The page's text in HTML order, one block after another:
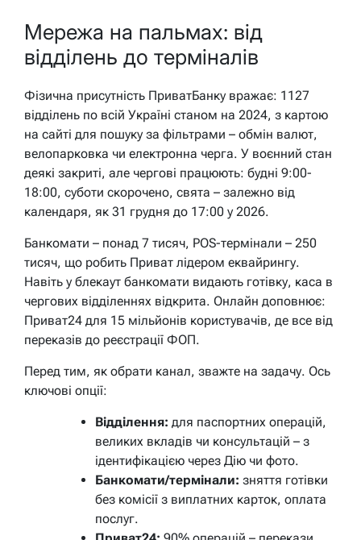
Мережа на пальмах: від
відділень до терміналів
Фізична присутність ПриватБанку вражає: 1127
відділень по всій Україні станом на 2024, з картою
на сайті для пошуку за фільтрами – обмін валют,
велопарковка чи електронна черга. У воєнний стан
деякі закриті, але чергові працюють: будні 9:00-
18:00, суботи скорочено, свята – залежно від
календаря, як 31 грудня до 17:00 у 2026.
Банкомати – понад 7 тисяч, POS-термінали – 250
тисяч, що робить Приват лідером еквайрингу.
Навіть у блекаут банкомати видають готівку, каса в
чергових відділеннях відкрита. Онлайн доповнює:
Приват24 для 15 мільйонів користувачів, де все від
переказів до реєстрації ФОП.
Перед тим, як обрати канал, зважте на задачу. Ось
ключові опції:
Відділення: для паспортних операцій,
великих вкладів чи консультацій – з
ідентифікацією через Дію чи фото.
Банкомати/термінали: зняття готівки
без комісії з виплатних карток, оплата
послуг.